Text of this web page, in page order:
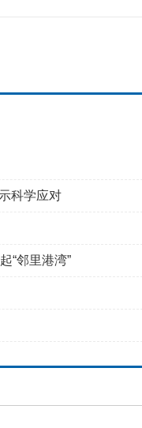
科学应对
“邻里港湾”